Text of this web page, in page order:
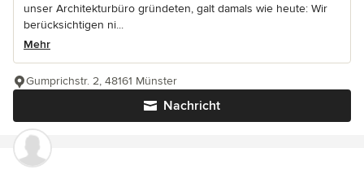
unser Architekturbüro gründeten, galt damals wie heute: Wir
berücksichtigen ni...
Mehr
Nachricht
Gumprichstr. 2, 48161 Münster